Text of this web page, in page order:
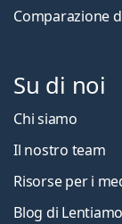
Comparazione
Su di noi
Chi siamo
Il nostro team
Risorse per i
Blog di Lentiamo